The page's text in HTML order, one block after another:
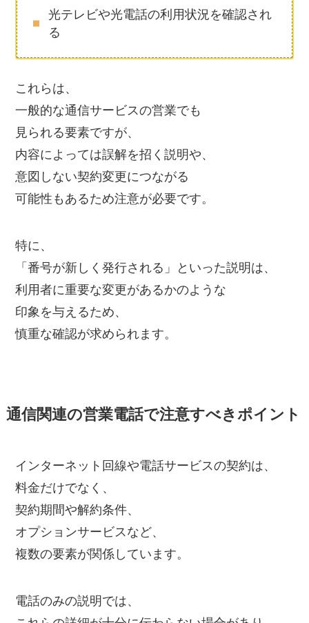
光テレビや光電話の利用状況を確認され
る
これらは、
一般的な通信サービスの営業でも
見られる要素ですが、
内容によっては誤解を招く説明や、
意図しない契約変更につながる
可能性もあるため注意が必要です。
特に、
「番号が新しく発行される」といった説明は、
利用者に重要な変更があるかのような
印象を与えるため、
慎重な確認が求められます。
通信関連の営業電話で注意すべきポイント
インターネット回線や電話サービスの契約は、
料金だけでなく、
契約期間や解約条件、
オプションサービスなど、
複数の要素が関係しています。
電話のみの説明では、